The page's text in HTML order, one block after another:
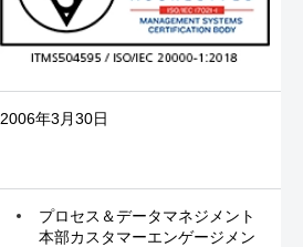
2006年3月30日
プロセス＆データマネジメント
本部カスタマーエンゲージメン